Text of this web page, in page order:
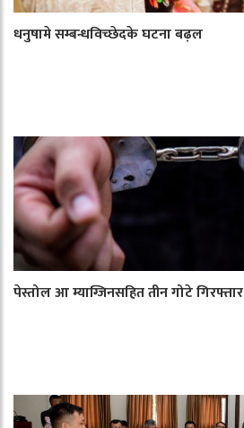
धनुषामे सम्बन्धविच्छेदके घटना बढ़ल
पेस्तोल आ म्याग्जिनसहित तीन गोटे गिरफ्तार